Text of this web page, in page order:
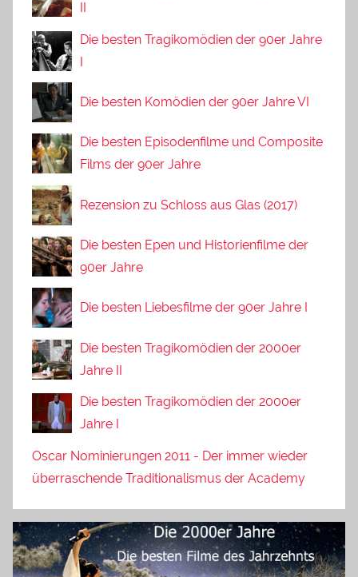
Die besten Tragikomödien der 90er Jahre
I
Die besten Komödien der 90er Jahre VI
Die besten Episodenfilme und Composite
Films der 90er Jahre
Rezension zu Schloss aus Glas (2017)
Die besten Epen und Historienfilme der
90er Jahre
Die besten Liebesfilme der 90er Jahre I
Die besten Tragikomödien der 2000er
Jahre II
Die besten Tragikomödien der 2000er
Jahre I
Oscar Nominierungen 2011 - Der immer wieder
überraschende Traditionalismus der Academy